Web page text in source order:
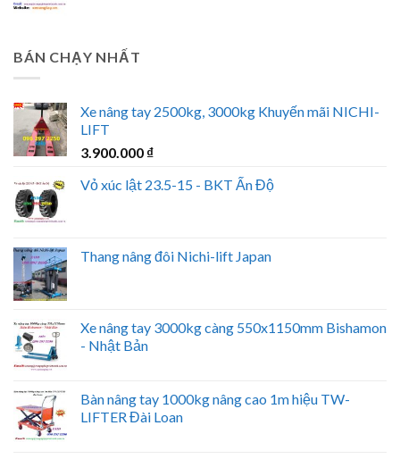
BÁN CHẠY NHẤT
Xe nâng tay 2500kg, 3000kg Khuyến mãi NICHI-
LIFT
3.900.000 ₫
Vỏ xúc lật 23.5-15 - BKT Ấn Độ
Thang nâng đôi Nichi-lift Japan
Xe nâng tay 3000kg càng 550x1150mm Bishamon
- Nhật Bản
Bàn nâng tay 1000kg nâng cao 1m hiệu TW-
LIFTER Đài Loan